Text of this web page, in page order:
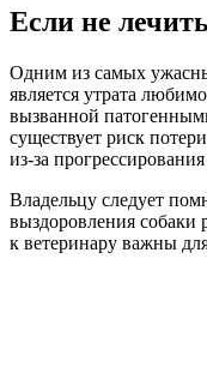
Если не
Одним из самых
является утрата
вызванной
существует риск
из-за
Владельцу следует
выздоровления собаки
к ветеринару важны